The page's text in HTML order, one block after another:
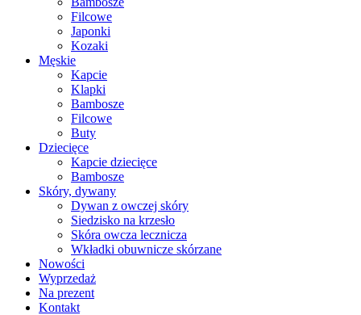
Filcowe
Japonki
Kozaki
Męskie
Kapcie
Klapki
Bambosze
Filcowe
Buty
Dziecięce
Kapcie dziecięce
Bambosze
Skóry, dywany
Dywan z owczej skóry
Siedzisko na krzesło
Skóra owcza lecznicza
Wkładki obuwnicze skórzane
Nowości
Wyprzedaż
Na prezent
Kontakt